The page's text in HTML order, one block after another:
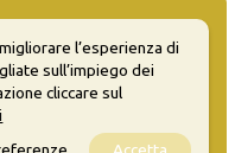
l’esperienza di
sull’impiego dei
cliccare sul